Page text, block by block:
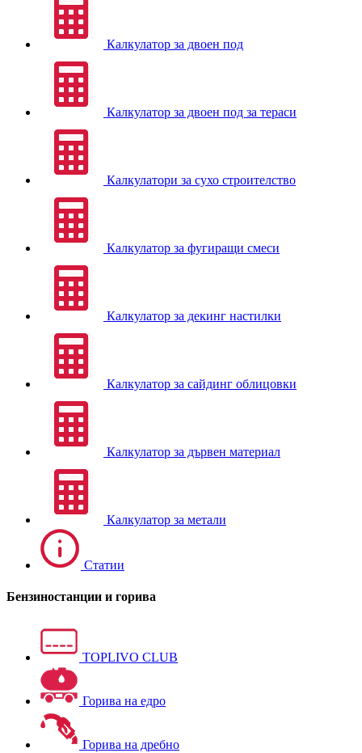
Калкулатор за двоен под
Калкулатор за двоен под за тераси
Калкулатори за сухо строителство
Калкулатор за фугиращи смеси
Калкулатор за декинг настилки
Калкулатор за сайдинг облицовки
Калкулатор за дървен материал
Калкулатор за метали
Статии
Бензиностанции и горива
TOPLIVO CLUB
Горива на едро
Горива на дребно